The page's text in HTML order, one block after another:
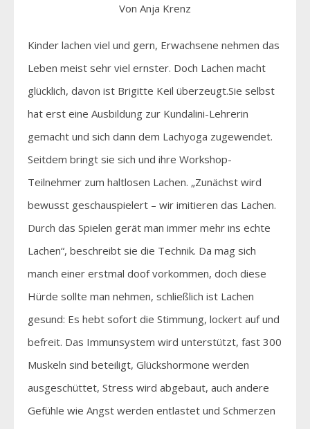
Von Anja Krenz
Kinder lachen viel und gern, Erwachsene nehmen das
Leben meist sehr viel ernster. Doch Lachen macht
glücklich, davon ist Brigitte Keil überzeugt.Sie selbst
hat erst eine Ausbildung zur Kundalini-Lehrerin
gemacht und sich dann dem Lachyoga zugewendet.
Seitdem bringt sie sich und ihre Workshop-
Teilnehmer zum haltlosen Lachen. „Zunächst wird
bewusst geschauspielert – wir imitieren das Lachen.
Durch das Spielen gerät man immer mehr ins echte
Lachen“, beschreibt sie die Technik. Da mag sich
manch einer erstmal doof vorkommen, doch diese
Hürde sollte man nehmen, schließlich ist Lachen
gesund: Es hebt sofort die Stimmung, lockert auf und
befreit. Das Immunsystem wird unterstützt, fast 300
Muskeln sind beteiligt, Glückshormone werden
ausgeschüttet, Stress wird abgebaut, auch andere
Gefühle wie Angst werden entlastet und Schmerzen